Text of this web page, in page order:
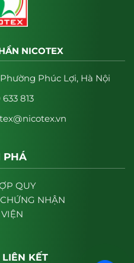
NICOTEX
Phúc Lợi, Hà Nội
633 813
PHÁ
QUY
NHẬN
KẾT